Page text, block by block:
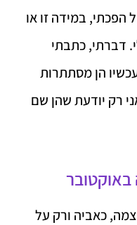
הפכתי, במידה זו או
דברתי, כתבתי
הן מסתתרות
רק יודעת שהן שם
כאביה ורק על